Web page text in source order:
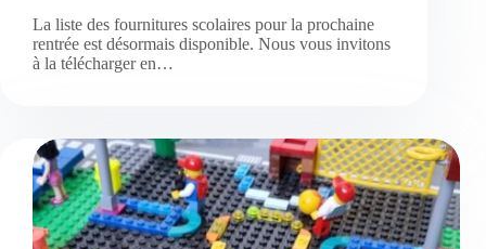
La liste des fournitures scolaires pour la prochaine
rentrée est désormais disponible. Nous vous invitons
à la télécharger en…